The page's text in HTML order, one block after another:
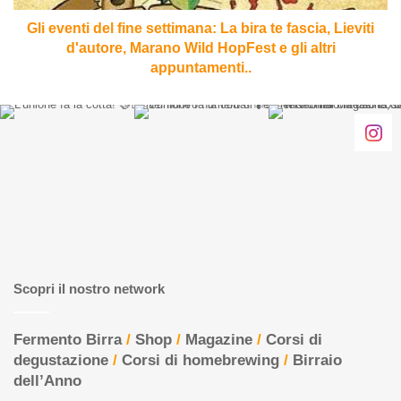
fascia,
Lieviti
HopFest
e
Gli eventi del fine settimana: La bira te fascia, Lieviti
d'autore, Marano Wild HopFest e gli altri
appuntamenti..
Scopri il nostro network
Fermento Birra/ Shop / Magazine / Corsi di
degustazione / Corsi di homebrewing / Birraio
dell’Anno